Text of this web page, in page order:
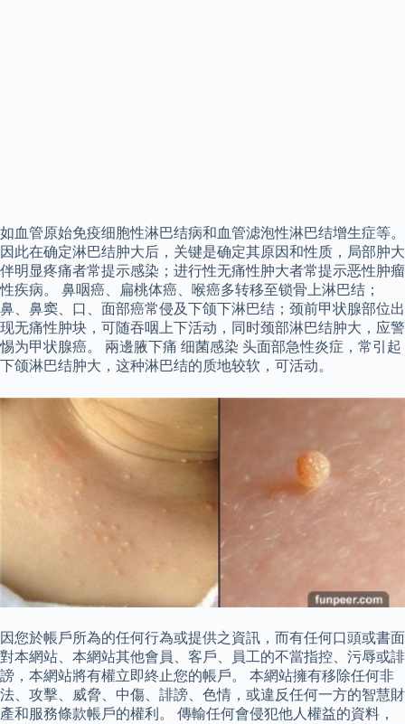
如血管原始免疫细胞性淋巴结病和血管滤泡性淋巴结增生症等。
因此在确定淋巴结肿大后，关键是确定其原因和性质，局部肿大
伴明显疼痛者常提示感染；进行性无痛性肿大者常提示恶性肿瘤
性疾病。 鼻咽癌、扁桃体癌、喉癌多转移至锁骨上淋巴结；
鼻、鼻窦、口、面部癌常侵及下颌下淋巴结；颈前甲状腺部位出
现无痛性肿块，可随吞咽上下活动，同时颈部淋巴结肿大，应警
惕为甲状腺癌。 兩邊腋下痛 细菌感染 头面部急性炎症，常引起
下颌淋巴结肿大，这种淋巴结的质地较软，可活动。
因您於帳戶所為的任何行為或提供之資訊，而有任何口頭或書面
對本網站、本網站其他會員、客戶、員工的不當指控、污辱或誹
謗，本網站將有權立即終止您的帳戶。 本網站擁有移除任何非
法、攻擊、威脅、中傷、誹謗、色情，或違反任何一方的智慧財
產和服務條款帳戶的權利。 傳輸任何會侵犯他人權益的資料，